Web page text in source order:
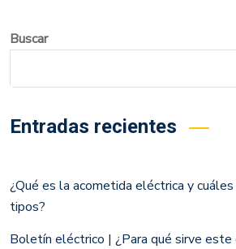
Buscar
Entradas recientes
¿Qué es la acometida eléctrica y
tipos?
Boletín eléctrico | ¿Para qué sirve este